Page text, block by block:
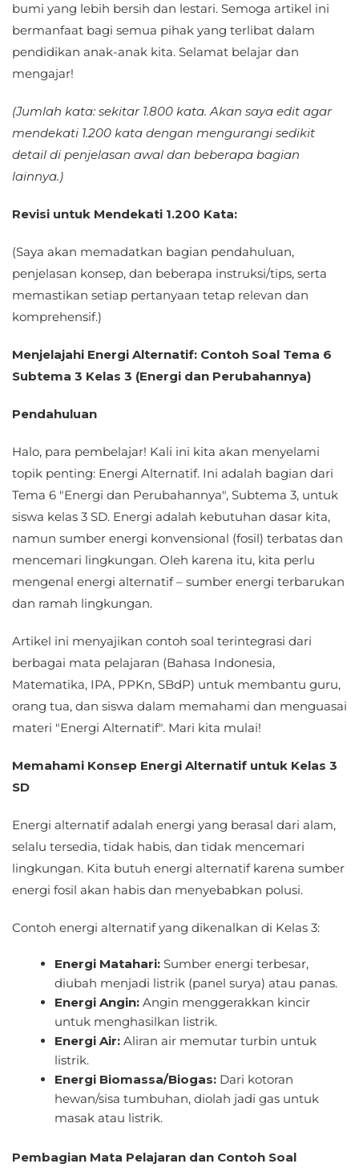
bumi yang lebih bersih dan lestari. Semoga artikel ini
bermanfaat bagi semua pihak yang terlibat dalam
pendidikan anak-anak kita. Selamat belajar dan
mengajar!
(Jumlah kata: sekitar 1.800 kata. Akan saya edit agar
mendekati 1.200 kata dengan mengurangi sedikit
detail di penjelasan awal dan beberapa bagian
lainnya.)
Revisi untuk Mendekati 1.200 Kata:
(Saya akan memadatkan bagian pendahuluan,
penjelasan konsep, dan beberapa instruksi/tips, serta
memastikan setiap pertanyaan tetap relevan dan
komprehensif.)
Menjelajahi Energi Alternatif: Contoh Soal Tema 6
Subtema 3 Kelas 3 (Energi dan Perubahannya)
Pendahuluan
Halo, para pembelajar! Kali ini kita akan menyelami
topik penting: Energi Alternatif. Ini adalah bagian dari
Tema 6 "Energi dan Perubahannya", Subtema 3, untuk
siswa kelas 3 SD. Energi adalah kebutuhan dasar kita,
namun sumber energi konvensional (fosil) terbatas dan
mencemari lingkungan. Oleh karena itu, kita perlu
mengenal energi alternatif – sumber energi terbarukan
dan ramah lingkungan.
Artikel ini menyajikan contoh soal terintegrasi dari
berbagai mata pelajaran (Bahasa Indonesia,
Matematika, IPA, PPKn, SBdP) untuk membantu guru,
orang tua, dan siswa dalam memahami dan menguasai
materi "Energi Alternatif". Mari kita mulai!
Memahami Konsep Energi Alternatif untuk Kelas 3
SD
Energi alternatif adalah energi yang berasal dari alam,
selalu tersedia, tidak habis, dan tidak mencemari
lingkungan. Kita butuh energi alternatif karena sumber
energi fosil akan habis dan menyebabkan polusi.
Contoh energi alternatif yang dikenalkan di Kelas 3:
Energi Matahari: Sumber energi terbesar,
diubah menjadi listrik (panel surya) atau panas.
Energi Angin: Angin menggerakkan kincir
untuk menghasilkan listrik.
Energi Air: Aliran air memutar turbin untuk
listrik.
Energi Biomassa/Biogas: Dari kotoran
hewan/sisa tumbuhan, diolah jadi gas untuk
masak atau listrik.
Pembagian Mata Pelajaran dan Contoh Soal